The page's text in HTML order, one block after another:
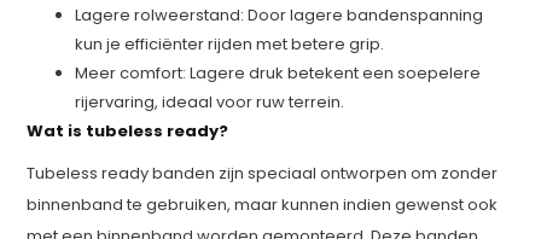
Lagere rolweerstand: Door lagere bandenspanning
kun je efficiënter rijden met betere grip.
Meer comfort: Lagere druk betekent een soepelere
rijervaring, ideaal voor ruw terrein.
Wat is tubeless ready?
Tubeless ready banden zijn speciaal ontworpen om zonder
binnenband te gebruiken, maar kunnen indien gewenst ook